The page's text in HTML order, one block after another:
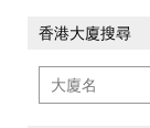
香港大廈搜尋